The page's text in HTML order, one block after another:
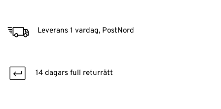
Leverans 1 vardag, PostNord
14 dagars full returrätt